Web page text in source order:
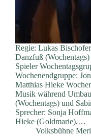
Regie: Lukas
Danzfuß
Spieler
Wochenendgruppe:
Matthias Hieke
Musik während
(Wochentags) und
Sprecher: Sonja
Hieke (Goldmarie),…
Volksbühne